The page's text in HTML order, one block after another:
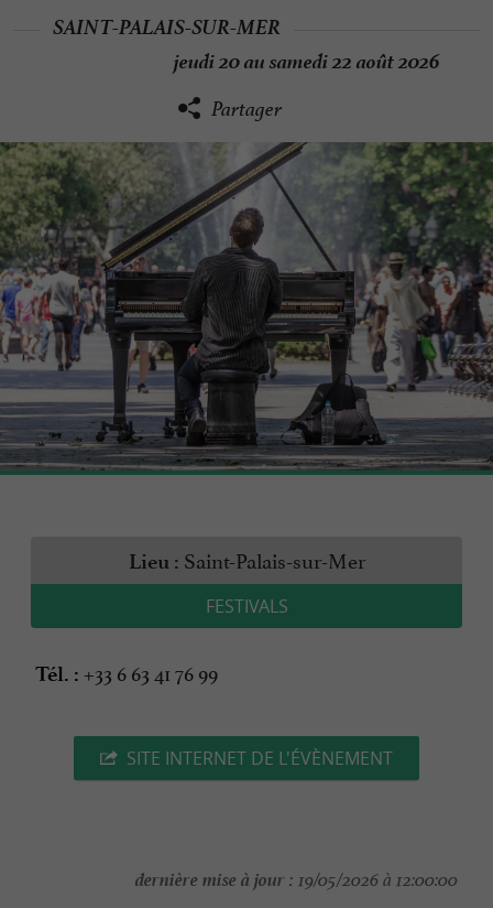
SAINT-PALAIS-SUR-MER
jeudi 20 au samedi 22 août 2026
Partager
Lieu : Saint-Palais-sur-Mer
FESTIVALS
Tél. : +33 6 63 41 76 99
SITE INTERNET DE L'ÉVÈNEMENT
dernière mise à jour : 19/05/2026 à 12:00:00